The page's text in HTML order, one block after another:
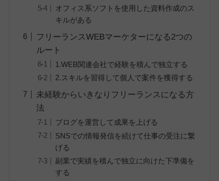
オフィス系ソフトを使用した資料作成のス
キルがある
フリーランスWEBマーケターになる2つの
ルート
1.WEB関連会社で経験を積んで独立する
2.スキルを習得して個人で案件を獲得する
未経験からいきなりフリーランスになる方
法
ブログを運営して成果を上げる
SNSでの情報発信を続けて仕事の受注に繋
げる
副業で実績を積んで独立に向けた下準備を
する